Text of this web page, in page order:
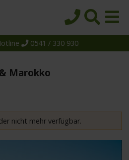
0541 / 330 930
Marokko
nicht mehr verfügbar.